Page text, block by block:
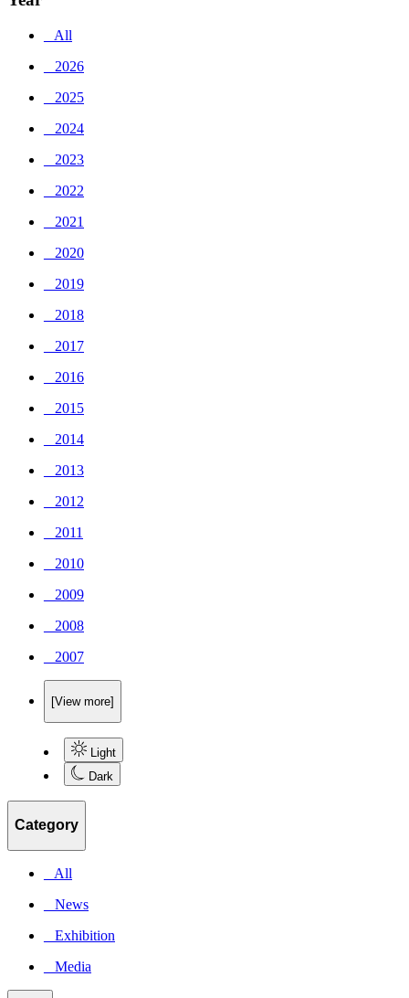
_ All
_ 2026
_ 2025
_ 2024
_ 2023
_ 2022
_ 2021
_ 2020
_ 2019
_ 2018
_ 2017
_ 2016
_ 2015
_ 2014
_ 2013
_ 2012
_ 2011
_ 2010
_ 2009
_ 2008
_ 2007
[View more]
Light
Dark
Category
_ All
_ News
_ Exhibition
_ Media